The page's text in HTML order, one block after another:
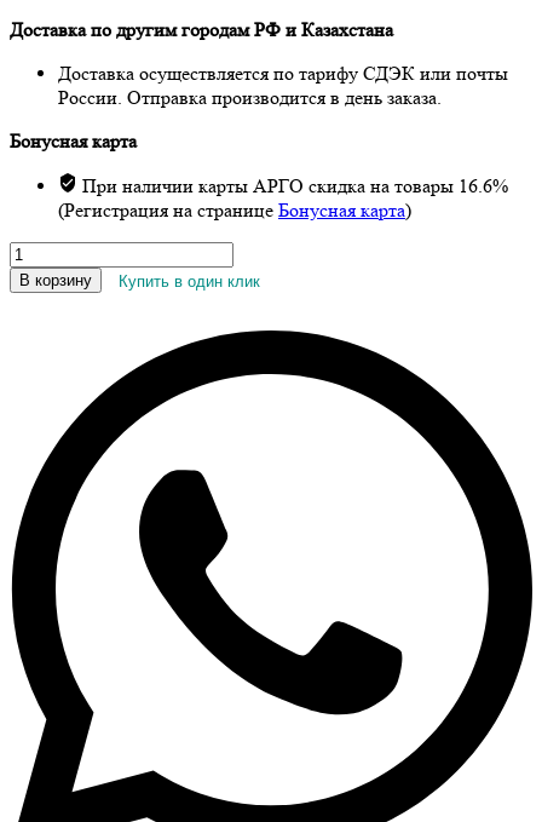
Доставка по другим городам РФ и Казахстана
Доставка осуществляется по тарифу СДЭК или почты
России. Отправка производится в день заказа.
Бонусная карта
При наличии карты АРГО скидка на товары 16.6%
(Регистрация на странице Бонусная карта)
Количество
товара
Концентрат
природный»,
В корзину Купить в один клик